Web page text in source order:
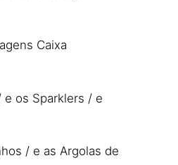
Caixa
os Sparklers / e
/ e as Argolas de